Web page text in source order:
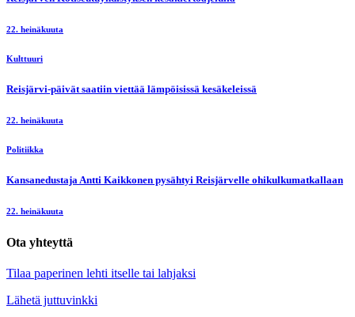
22. heinäkuuta
Kulttuuri
Reisjärvi-päivät saatiin viettää lämpöisissä kesäkeleissä
22. heinäkuuta
Politiikka
Kansanedustaja Antti Kaikkonen pysähtyi Reisjärvelle ohikulkumatkallaan
22. heinäkuuta
Ota yhteyttä
Tilaa paperinen lehti itselle tai lahjaksi
Lähetä juttuvinkki